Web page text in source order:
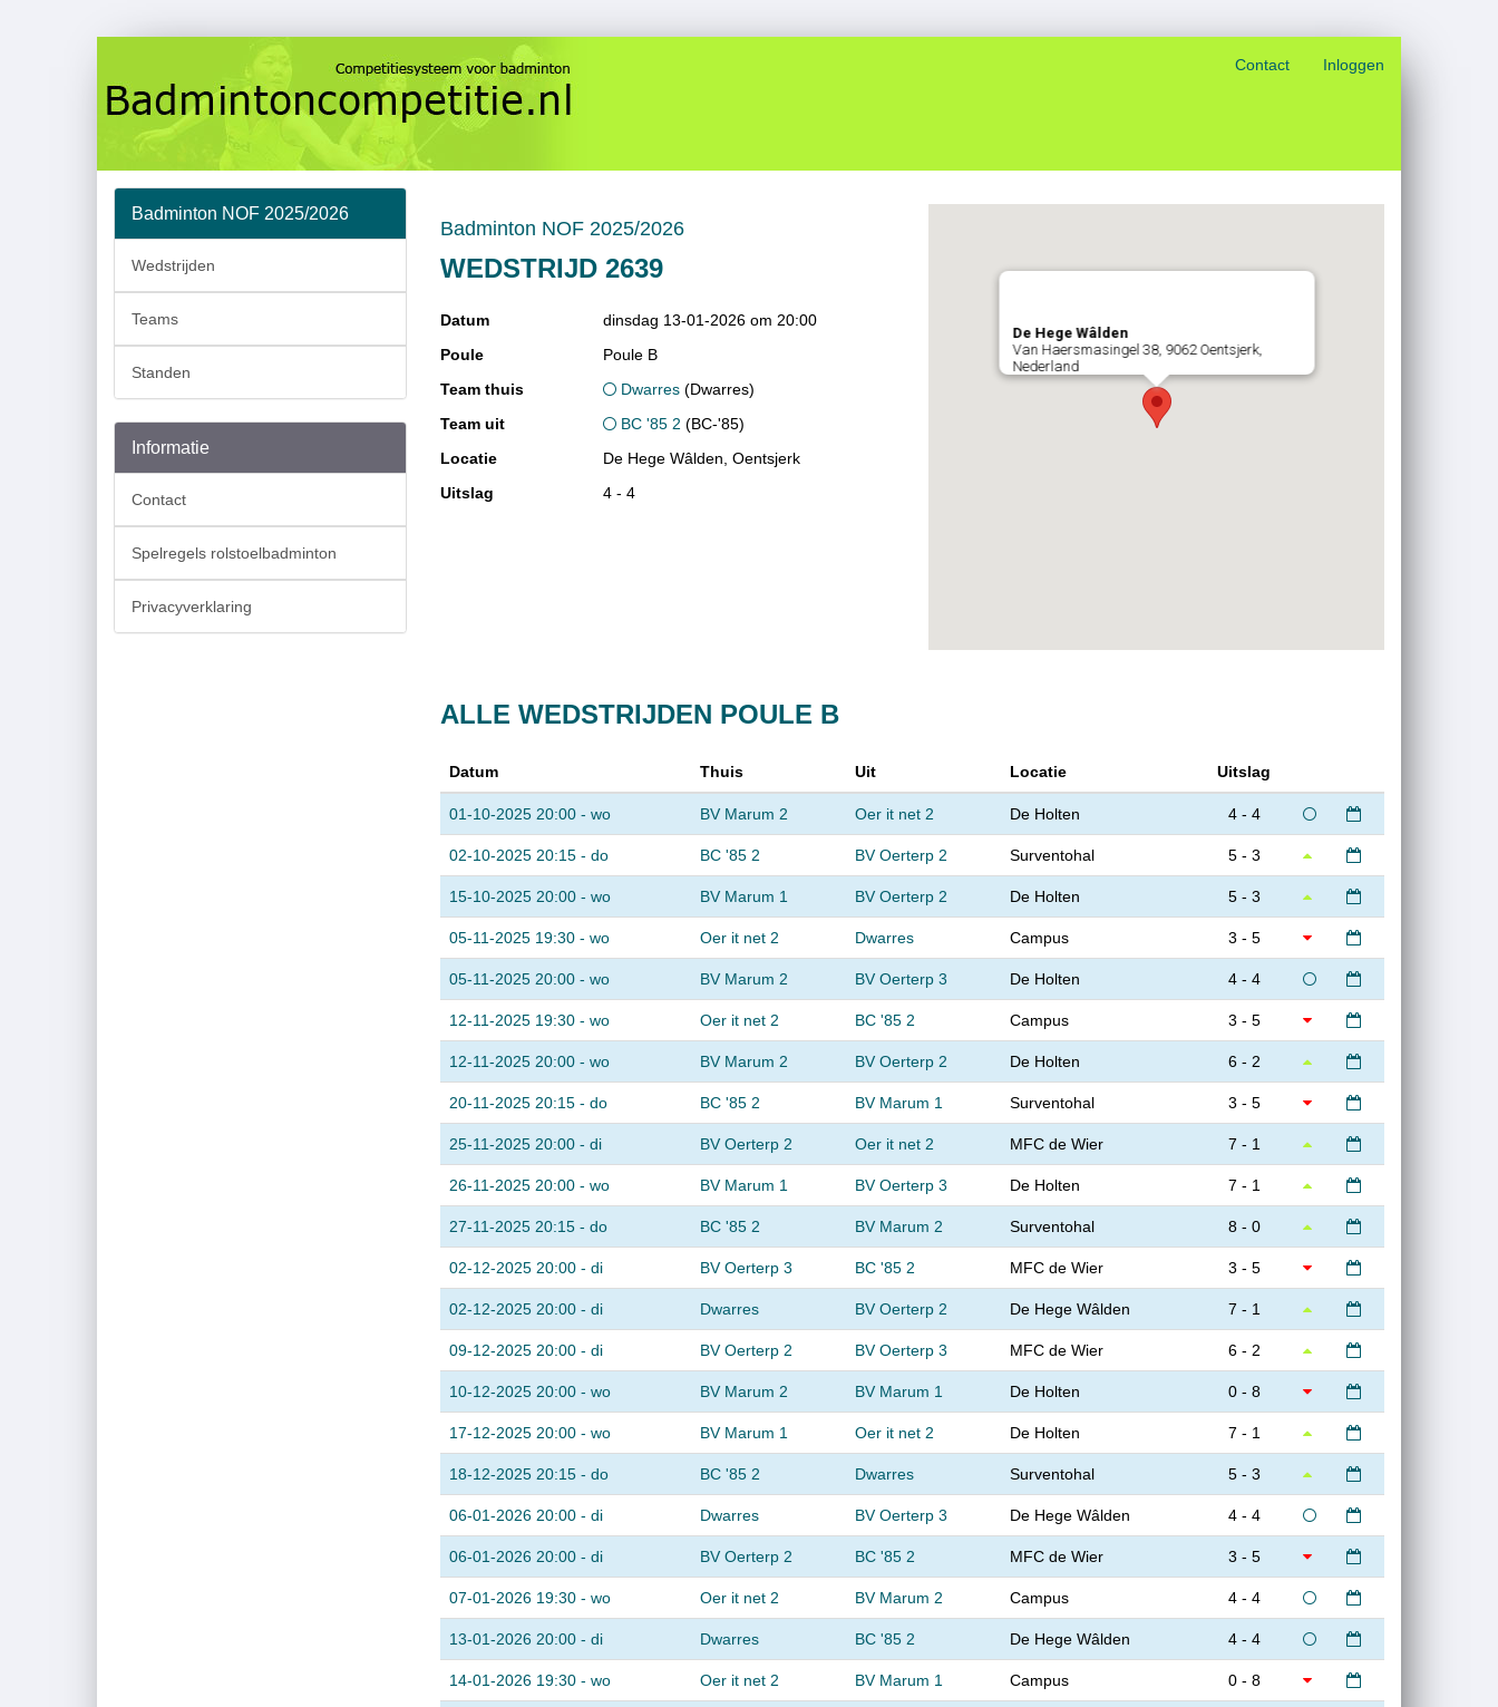
Contact Inloggen
Badminton NOF 2025/2026
WEDSTRIJD 2639
Datum
dinsdag 13-01-2026 om 20:00
Poule
Poule B
Team thuis
Dwarres (Dwarres)
Team uit
BC '85 2 (BC-'85)
Locatie
De Hege Wâlden, Oentsjerk
Uitslag
4 - 4
De Hege Wâlden
Van Haersmasingel 38, 9062 Oentsjerk,
Nederland
ALLE WEDSTRIJDEN POULE B
Datum Thuis Uit Locatie Uitslag
01-10-2025 20:00 - wo BV Marum 2 Oer it net 2 De Holten 4 - 4
02-10-2025 20:15 - do BC '85 2 BV Oerterp 2 Surventohal 5 - 3
15-10-2025 20:00 - wo BV Marum 1 BV Oerterp 2 De Holten 5 - 3
05-11-2025 19:30 - wo Oer it net 2 Dwarres Campus 3 - 5
05-11-2025 20:00 - wo BV Marum 2 BV Oerterp 3 De Holten 4 - 4
12-11-2025 19:30 - wo Oer it net 2 BC '85 2 Campus 3 - 5
12-11-2025 20:00 - wo BV Marum 2 BV Oerterp 2 De Holten 6 - 2
20-11-2025 20:15 - do BC '85 2 BV Marum 1 Surventohal 3 - 5
25-11-2025 20:00 - di BV Oerterp 2 Oer it net 2 MFC de Wier 7 - 1
26-11-2025 20:00 - wo BV Marum 1 BV Oerterp 3 De Holten 7 - 1
27-11-2025 20:15 - do BC '85 2 BV Marum 2 Surventohal 8 - 0
02-12-2025 20:00 - di BV Oerterp 3 BC '85 2 MFC de Wier 3 - 5
02-12-2025 20:00 - di Dwarres BV Oerterp 2 De Hege Wâlden 7 - 1
09-12-2025 20:00 - di BV Oerterp 2 BV Oerterp 3 MFC de Wier 6 - 2
10-12-2025 20:00 - wo BV Marum 2 BV Marum 1 De Holten 0 - 8
17-12-2025 20:00 - wo BV Marum 1 Oer it net 2 De Holten 7 - 1
18-12-2025 20:15 - do BC '85 2 Dwarres Surventohal 5 - 3
06-01-2026 20:00 - di Dwarres BV Oerterp 3 De Hege Wâlden 4 - 4
06-01-2026 20:00 - di BV Oerterp 2 BC '85 2 MFC de Wier 3 - 5
07-01-2026 19:30 - wo Oer it net 2 BV Marum 2 Campus 4 - 4
13-01-2026 20:00 - di Dwarres BC '85 2 De Hege Wâlden 4 - 4
14-01-2026 19:30 - wo Oer it net 2 BV Marum 1 Campus 0 - 8
Badminton NOF 2025/2026
Wedstrijden
Teams
Standen
Informatie
Contact
Spelregels rolstoelbadminton
Privacyverklaring